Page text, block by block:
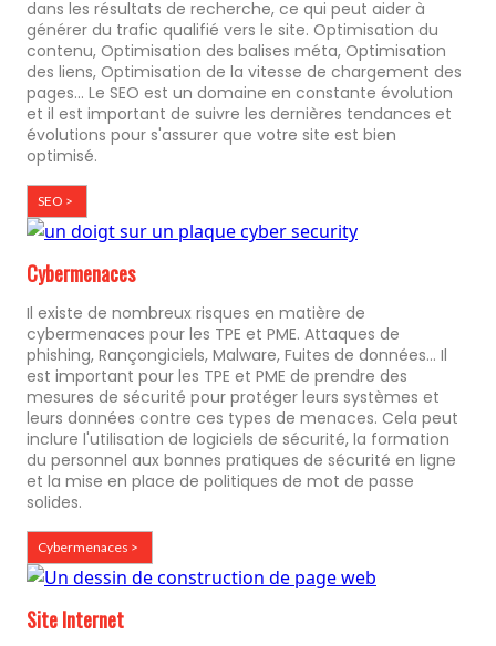
dans les résultats de recherche, ce qui peut aider à
générer du trafic qualifié vers le site. Optimisation du
contenu, Optimisation des balises méta, Optimisation
des liens, Optimisation de la vitesse de chargement des
pages... Le SEO est un domaine en constante évolution
et il est important de suivre les dernières tendances et
évolutions pour s'assurer que votre site est bien
optimisé.
SEO >
Cybermenaces
Il existe de nombreux risques en matière de
cybermenaces pour les TPE et PME. Attaques de
phishing, Rançongiciels, Malware, Fuites de données... Il
est important pour les TPE et PME de prendre des
mesures de sécurité pour protéger leurs systèmes et
leurs données contre ces types de menaces. Cela peut
inclure l'utilisation de logiciels de sécurité, la formation
du personnel aux bonnes pratiques de sécurité en ligne
et la mise en place de politiques de mot de passe
solides.
Cybermenaces >
Site Internet